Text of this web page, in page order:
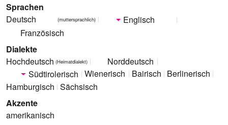
Sprachen
Deutsch
(muttersprachlich)
Englisch
Französisch
Dialekte
Hochdeutsch (Heimatdialekt)
Norddeutsch
Südtirolerisch Wienerisch Bairisch Berlinerisch
Hamburgisch Sächsisch
Akzente
amerikanisch